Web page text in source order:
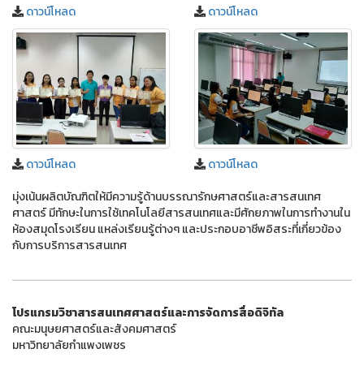
ดาวน์โหลด ดาวน์โหลด
ดาวน์โหลด ดาวน์โหลด
มุ่งเน้นผลิตบัณฑิตให้มีความรู้ด้านบรรณารักษศาสตร์และสารสนเทศ
ศาสตร์ มีทักษะในการใช้เทคโนโลยีสารสนเทศและมีศักยภาพในการทํางานใน
ห้องสมุดโรงเรียน แหล่งเรียนรู้ต่างๆ และประกอบอาชีพอิสระที่เกี่ยวข้อง
กับการบริการสารสนเทศ
โปรแกรมวิชาสารสนเทศศาสตร์และการจัดการสื่อดิจิทัล
คณะมนุษยศาสตร์และสังคมศาสตร์
มหาวิทยาลัยกำแพงเพชร